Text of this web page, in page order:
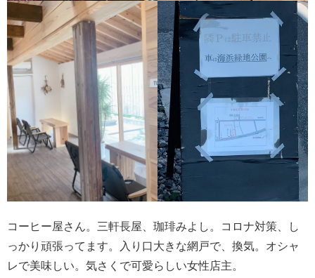
コーヒー屋さん。三軒長屋、珈琲みよし。コロナ対策、し
っかり頑張ってます。入り口大きな網戸で、換気。オシャ
レで美味しい。気さくで可愛らしい女性店主。